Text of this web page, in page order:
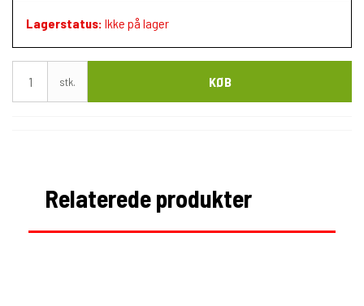
Lagerstatus: Ikke på lager
stk. KØB
Relaterede produkter